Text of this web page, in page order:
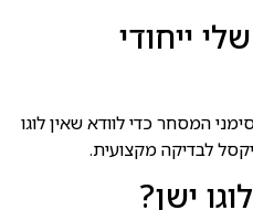
ייחודי
המסחר כדי לוודא שאין לוגו
לבדיקה מקצועית.
ישן?